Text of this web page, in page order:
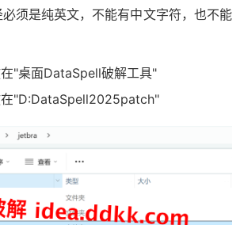
须是纯英文，不能有中文字符，也不能
"桌面DataSpell破解工具"
在"D:DataSpell2025patch"